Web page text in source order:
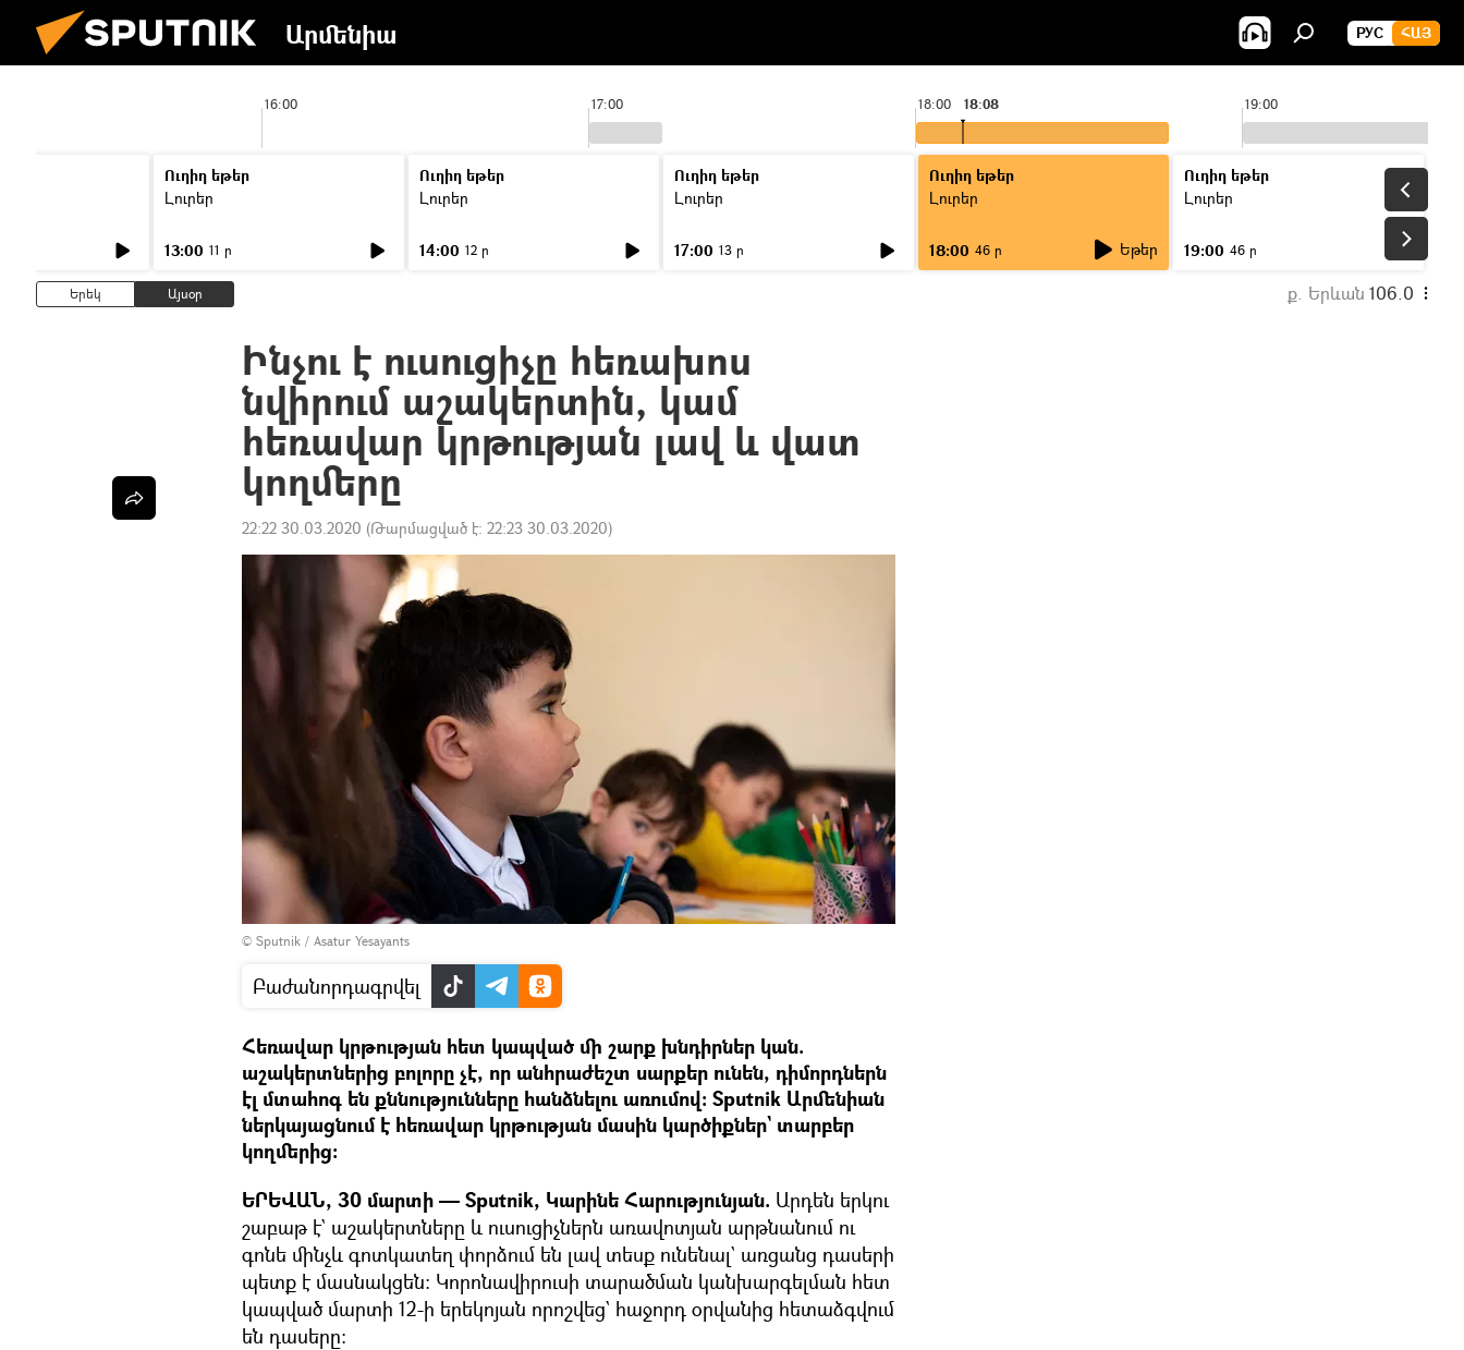
Արմենիա РУС ՀԱՅ
16:00 17:00 18:00 19:00
18:08
Ուղիղ եթեր
Լուրեր
13:00 11 ր
Ուղիղ եթեր
Լուրեր
14:00 12 ր
Ուղիղ եթեր
Լուրեր
17:00 13 ր
Ուղիղ եթեր
Լուրեր
18:00 46 ր Եթեր
Ուղիղ եթեր
Լուրեր
19:00 46 ր
Երեկ Այսօր ք. Երևան 106.0
Ինչու է ուսուցիչը հեռախոս
նվիրում աշակերտին, կամ
հեռավար կրթության լավ և վատ
կողմերը
22:22 30.03.2020 (Թարմացված է: 22:23 30.03.2020)
© Sputnik / Asatur Yesayants
Բաժանորդագրվել
Հեռավար կրթության հետ կապված մի շարք խնդիրներ կան.
աշակերտներից բոլորը չէ, որ անհրաժեշտ սարքեր ունեն, դիմորդներն
էլ մտահոգ են քննությունները հանձնելու առումով։ Sputnik Արմենիան
ներկայացնում է հեռավար կրթության մասին կարծիքներ` տարբեր
կողմերից։
ԵՐԵՎԱՆ, 30 մարտի — Sputnik, Կարինե Հարությունյան. Արդեն երկու
շաբաթ է` աշակերտները և ուսուցիչներն առավոտյան արթնանում ու
գոնե մինչև գոտկատեղ փորձում են լավ տեսք ունենալ` առցանց դասերի
պետք է մասնակցեն։ Կորոնավիրուսի տարածման կանխարգելման հետ
կապված մարտի 12-ի երեկոյան որոշվեց` հաջորդ օրվանից հետաձգվում
են դասերը։